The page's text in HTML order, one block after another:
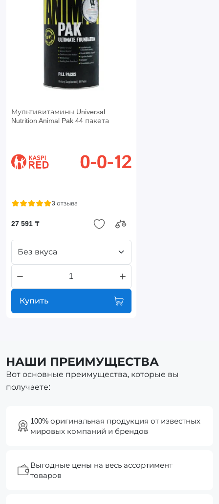
Мультивитамины Universal
Nutrition Animal Pak 44 пакета
3 отзыва
27 591 ₸
Без вкуса
Купить
НАШИ ПРЕИМУЩЕСТВА
Вот основные преимущества, которые вы
получаете:
100% оригинальная продукция от известных
мировых компаний и брендов
Выгодные цены на весь ассортимент
товаров